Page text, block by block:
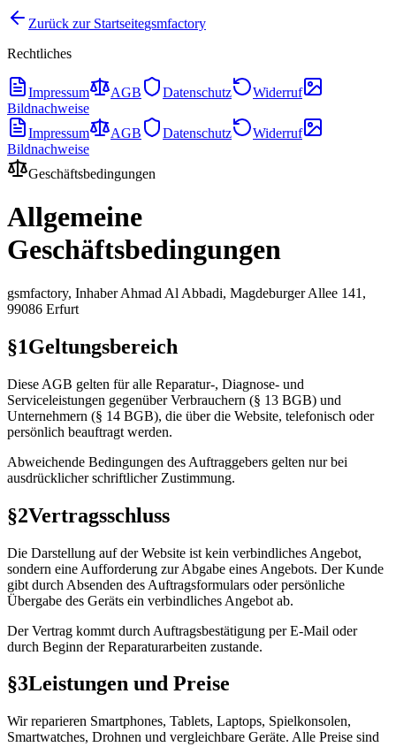
Zurück zur Startseitegsmfactory
Rechtliches
Impressum AGB Datenschutz
Widerruf
Bildnachweise
Impressum
AGB Datenschutz
Widerruf
Bildnachweise
Geschäftsbedingungen
Allgemeine
Geschäftsbedingungen
gsmfactory, InhaberAhmad Al Abbadi, Magdeburger Allee 141 ,
99086 Erfurt
§1Geltungsbereich
Diese AGB gelten für alle Reparatur-, Diagnose- und
Serviceleistungen gegenüber Verbrauchern (§ 13 BGB) und
Unternehmern (§ 14 BGB), die über die Website, telefonisch oder
persönlich beauftragt werden.
Abweichende Bedingungen des Auftraggebers gelten nur bei
ausdrücklicher schriftlicher Zustimmung.
§2Vertragsschluss
Die Darstellung auf der Website ist kein verbindliches Angebot,
sondern eine Aufforderung zur Abgabe eines Angebots. Der Kunde
gibt durch Absenden des Auftragsformulars oder persönliche
Übergabe des Geräts ein verbindliches Angebot ab.
Der Vertrag kommt durch Auftragsbestätigung per E-Mail oder
durch Beginn der Reparaturarbeiten zustande.
§3Leistungen und Preise
Wir reparieren Smartphones, Tablets, Laptops, Spielkonsolen,
Smartwatches, Drohnen und vergleichbare Geräte. Alle Preise sind